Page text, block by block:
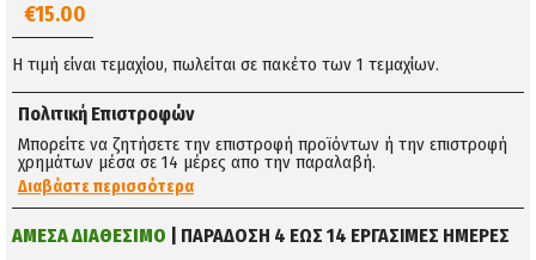
€15.00
Η τιμή είναι τεμαχίου, πωλείται σε πακέτο των 1 τεμαχίων.
Πολιτική Επιστροφών
Μπορείτε να ζητήσετε την επιστροφή προϊόντων ή την επιστροφή
χρημάτων μέσα σε 14 μέρες απο την παραλαβή.
Διαβάστε περισσότερα
ΑΜΕΣΑ ΔΙΑΘΕΣΙΜΟ | ΠΑΡΑΔΟΣΗ 4 ΕΩΣ 14 ΕΡΓΑΣΙΜΕΣ ΗΜΕΡΕΣ